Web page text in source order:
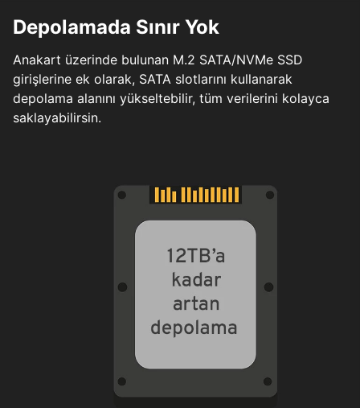
Depolamada Sınır Yok
Anakart üzerinde bulunan M.2 SATA/NVMe SSD
girişlerine ek olarak, SATA slotlarını kullanarak
depolama alanını yükseltebilir, tüm verilerini kolayca
saklayabilirsin.